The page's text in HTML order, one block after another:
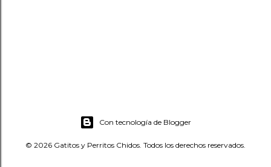
Con tecnología de Blogger
© 2026 Gatitos y Perritos Chidos. Todos los derechos reservados.